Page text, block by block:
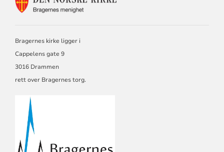
Bragernes kirke ligger i
Cappelens gate 9
3016 Drammen
rett over Bragernes torg.